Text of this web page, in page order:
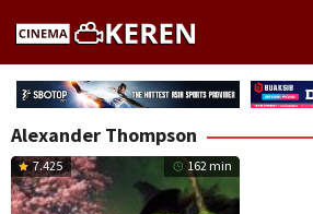
Alexander Thompson
7.425 162 min